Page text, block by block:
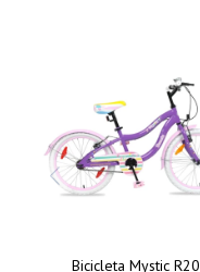
Bicicleta Mystic R20